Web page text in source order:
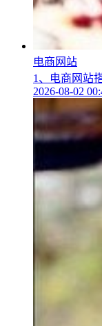
电商网站
1、电商网站
2026-08-02